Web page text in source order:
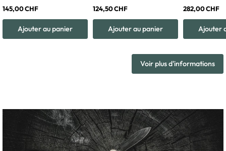
145,00 CHF
Ajouter au panier
124,50 CHF
Ajouter au panier
282,00 CHF
Ajouter
Voir plus d'informations